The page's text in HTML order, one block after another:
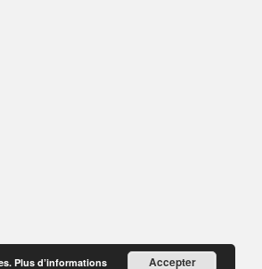
Plus d’informations Accepter